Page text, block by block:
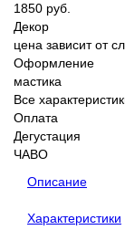
1850 руб.
Декор
цена зависит от
Оформление
мастика
Все
Оплата
Дегустация
ЧАВО
Описание
Характеристики